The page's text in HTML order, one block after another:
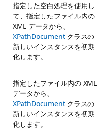
指定した空白処理を使用し
て、指定したファイル内の
XML データから、
XPathDocument クラスの
新しいインスタンスを初期
化します。
指定したファイル内の XML
データから、
XPathDocument クラスの
新しいインスタンスを初期
化します。